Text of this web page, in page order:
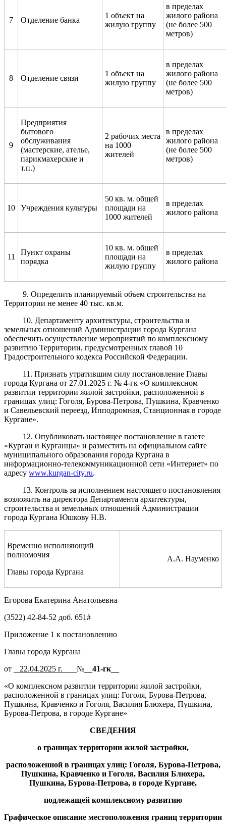
7 Отделение банка
1 объект на
жилую группу
в пределах
жилого района
(не более 500
метров)
8 Отделение связи
1 объект на
жилую группу
в пределах
жилого района
(не более 500
метров)
9
Предприятия
бытового
обслуживания
(мастерские, ателье,
парикмахерские и
т.п.)
2 рабочих места
на 1000
жителей
в пределах
жилого района
(не более 500
метров)
10 Учреждения культуры
50 кв. м. общей
площади на
1000 жителей
в пределах
жилого района
11
Пункт охраны
порядка
10 кв. м. общей
площади на
жилую группу
в пределах
жилого района
9. Определить планируемый объем строительства на
Территории не менее 40 тыс. кв.м.
10. Департаменту архитектуры, строительства и
земельных отношений Администрации города Кургана
обеспечить осуществление мероприятий по комплексному
развитию Территории, предусмотренных главой 10
Градостроительного кодекса Российской Федерации.
11. Признать утратившим силу постановление Главы
города Кургана от 27.01.2025 г. № 4-гк «О комплексном
развитии территории жилой застройки, расположенной в
границах улиц: Гоголя, Бурова-Петрова, Пушкина, Кравченко
и Савельевский переезд, Ипподромная, Станционная в городе
Кургане».
12. Опубликовать настоящее постановление в газете
«Курган и Курганцы» и разместить на официальном сайте
муниципального образования города Кургана в
информационно-телекоммуникационной сети «Интернет» по
адресу www.kurgan-city.ru.
13. Контроль за исполнением настоящего постановления
возложить на директора Департамента архитектуры,
строительства и земельных отношений Администрации
города Кургана Юшкову Н.В.
Временно исполняющий
полномочия
Главы города Кургана
А.А. Науменко
Егорова Екатерина Анатольевна
(3522) 42-84-52 доб. 651#
Приложение 1 к постановлению
Главы города Кургана
от
22.04.2025 г. № 41-гк
«О комплексном развитии территории жилой застройки,
расположенной в границах улиц: Гоголя, Бурова-Петрова,
Пушкина, Кравченко и Гоголя, Василия Блюхера, Пушкина,
Бурова-Петрова, в городе Кургане»
СВЕДЕНИЯ
о границах территории жилой застройки,
расположенной в границах улиц: Гоголя, Бурова-Петрова,
Пушкина, Кравченко и Гоголя, Василия Блюхера,
Пушкина, Бурова-Петрова, в городе Кургане,
подлежащей комплексному развитию
Графическое описание местоположения границ территории